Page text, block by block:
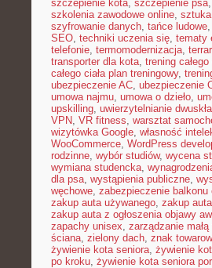
szczepienie kota, szczepienie psa,
szkolenia zawodowe online,
szyfrowanie danych, tańce ludowe,
SEO, techniki uczenia się, tematy
telefonie, termomodernizacja,
transporter dla kota, trening całego
całego ciała plan treningowy,
ubezpieczenie AC, ubezpieczenie
umowa najmu, umowa o dzieło,
upskilling, uwierzytelnianie
VPN, VR fitness, warsztat
wizytówka Google, własność
WooCommerce, WordPress
rodzinne, wybór studiów, wycena
wymiana studencka,
dla psa, wystąpienia publiczne,
węchowe, zabezpieczenie balkonu
zakup auta używanego, zakup
zakup auta z ogłoszenia objawy
zapachy unisex, zarządzanie
ściana, zielony dach, znak
żywienie kota seniora, żywienie
po kroku, żywienie kota seniora